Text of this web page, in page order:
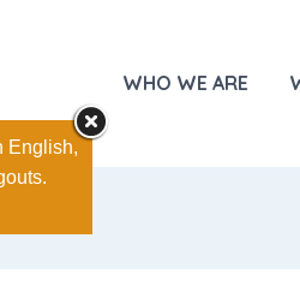
WHO WE ARE
English,